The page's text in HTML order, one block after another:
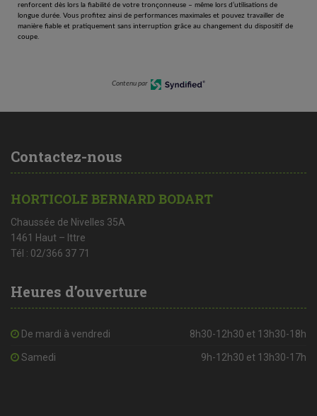
renforcent dès lors la fiabilité de votre tronçonneuse – même lors d’utilisations de
longue durée. Vous profitez ainsi de performances maximales et pouvez travailler de
manière fiable et pratiquement sans interruption grâce au changement du dispositif de
coupe.
Contenu par
Contactez-nous
HORTICOLE BERNARD BODART
Chaussée de Nivelles 35A
1461 Haut – Ittre
Tél : 02/366 37 71
Heures d’ouverture
De mardi à vendredi 8h30-12h30 et 13h30-18h
Samedi 9h-12h30 et 13h30-17h